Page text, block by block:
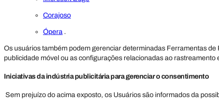
Corajoso
Ópera .
Os usuários também podem gerenciar determinadas Ferramentas
publicidade móvel ou as configurações relacionadas ao
Iniciativas da indústria publicitária para gerenciar o consentimento
Sem prejuízo do acima exposto, os Usuários são informados da